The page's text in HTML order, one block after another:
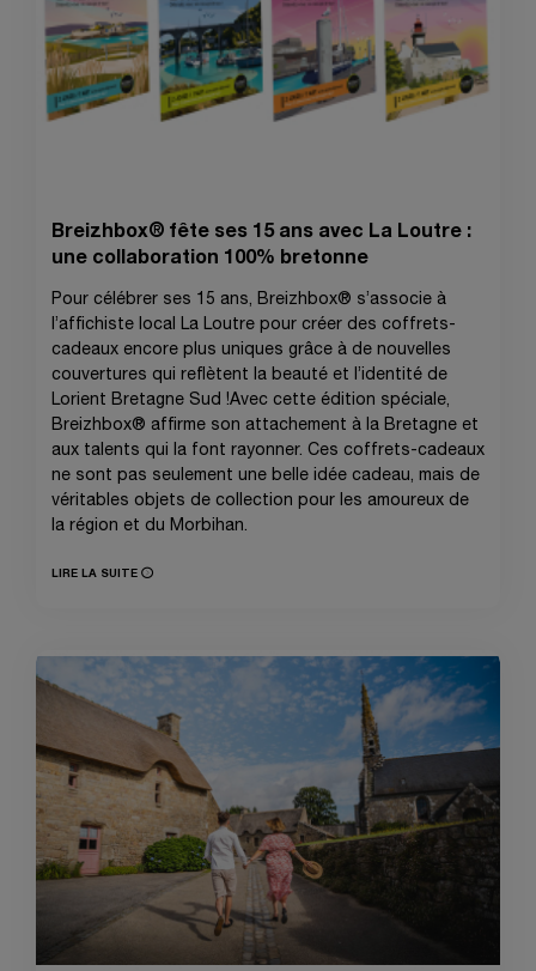
Breizhbox® fête ses 15 ans avec La Loutre :
une collaboration 100% bretonne
Pour célébrer ses 15 ans, Breizhbox® s’associe à
l’affichiste local La Loutre pour créer des coffrets-
cadeaux encore plus uniques grâce à de nouvelles
couvertures qui reflètent la beauté et l’identité de
Lorient Bretagne Sud !Avec cette édition spéciale,
Breizhbox® affirme son attachement à la Bretagne et
aux talents qui la font rayonner. Ces coffrets-cadeaux
ne sont pas seulement une belle idée cadeau, mais de
véritables objets de collection pour les amoureux de
la région et du Morbihan.
LIRE LA SUITE